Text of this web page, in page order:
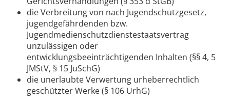
die Verbreitung von nach Jugendschutzgesetz,
jugendgefährdenden bzw.
Jugendmedienschutzdienstestaatsvertrag
unzulässigen oder
entwicklungsbeeinträchtigenden Inhalten (§§ 4, 5
JMStV, § 15 JuSchG)
die unerlaubte Verwertung urheberrechtlich
geschützter Werke (§ 106 UrhG)